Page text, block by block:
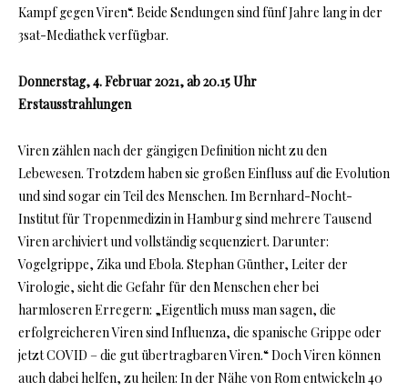
Kampf gegen Viren“. Beide Sendungen sind fünf Jahre lang in der
3sat-Mediathek verfügbar.
Donnerstag, 4. Februar 2021, ab 20.15 Uhr
Erstausstrahlungen
Viren zählen nach der gängigen Definition nicht zu den
Lebewesen. Trotzdem haben sie großen Einfluss auf die Evolution
und sind sogar ein Teil des Menschen. Im Bernhard-Nocht-
Institut für Tropenmedizin in Hamburg sind mehrere Tausend
Viren archiviert und vollständig sequenziert. Darunter:
Vogelgrippe, Zika und Ebola. Stephan Günther, Leiter der
Virologie, sieht die Gefahr für den Menschen eher bei
harmloseren Erregern: „Eigentlich muss man sagen, die
erfolgreicheren Viren sind Influenza, die spanische Grippe oder
jetzt COVID – die gut übertragbaren Viren.“ Doch Viren können
auch dabei helfen, zu heilen: In der Nähe von Rom entwickeln 40